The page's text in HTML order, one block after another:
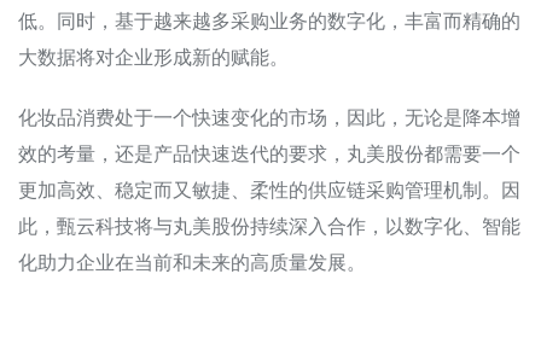
低。同时，基于越来越多采购业务的数字化，丰富而精确的
大数据将对企业形成新的赋能。
化妆品消费处于一个快速变化的市场，因此，无论是降本增
效的考量，还是产品快速迭代的要求，丸美股份都需要一个
更加高效、稳定而又敏捷、柔性的供应链采购管理机制。因
此，甄云科技将与丸美股份持续深入合作，以数字化、智能
化助力企业在当前和未来的高质量发展。